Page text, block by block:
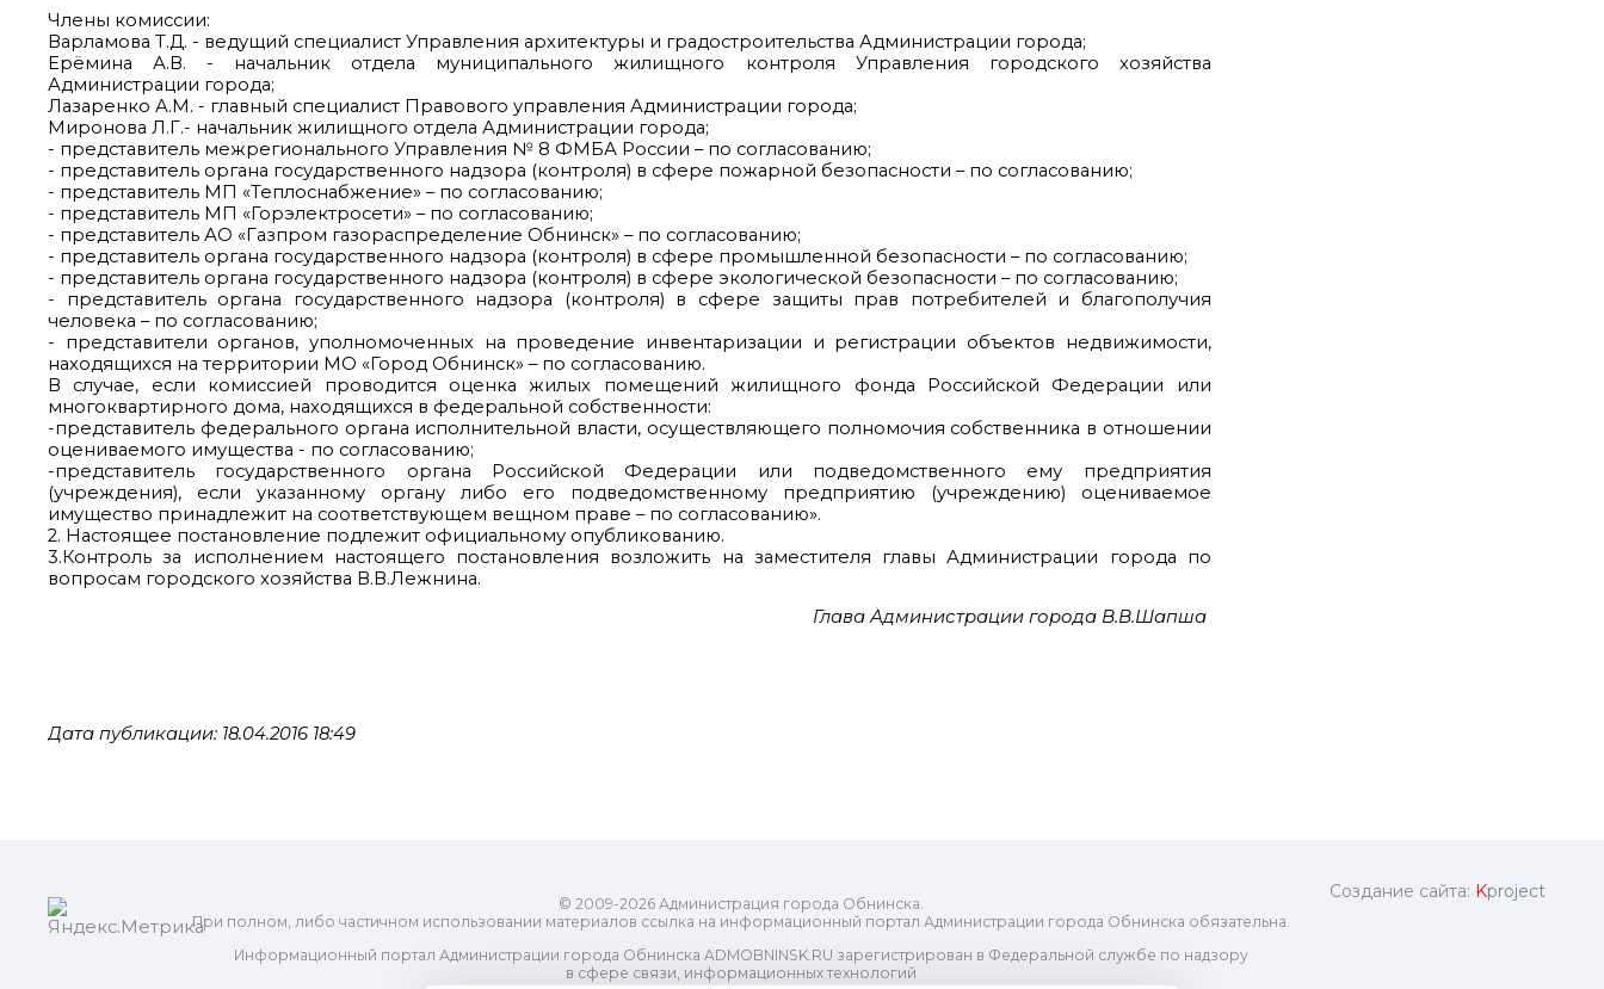
Члены комиссии:
Варламова Т.Д. - ведущий специалист Управления архитектуры и градостроительства Администрации города;
Ерёмина А.В. - начальник отдела муниципального жилищного контроля Управления городского хозяйства
Администрации города;
Лазаренко А.М. - главный специалист Правового управления Администрации города;
Миронова Л.Г.- начальник жилищного отдела Администрации города;
- представитель межрегионального Управления № 8 ФМБА России – по согласованию;
- представитель органа государственного надзора (контроля) в сфере пожарной безопасности – по согласованию;
- представитель МП «Теплоснабжение» – по согласованию;
- представитель МП «Горэлектросети» – по согласованию;
- представитель АО «Газпром газораспределение Обнинск» – по согласованию;
- представитель органа государственного надзора (контроля) в сфере промышленной безопасности – по согласованию;
- представитель органа государственного надзора (контроля) в сфере экологической безопасности – по согласованию;
- представитель органа государственного надзора (контроля) в сфере защиты прав потребителей и благополучия
человека – по согласованию;
- представители органов, уполномоченных на проведение инвентаризации и регистрации объектов недвижимости,
находящихся на территории МО «Город Обнинск» – по согласованию.
В случае, если комиссией проводится оценка жилых помещений жилищного фонда Российской Федерации или
многоквартирного дома, находящихся в федеральной собственности:
-представитель федерального органа исполнительной власти, осуществляющего полномочия собственника в отношении
оцениваемого имущества - по согласованию;
-представитель государственного органа Российской Федерации или подведомственного ему предприятия
(учреждения), если указанному органу либо его подведомственному предприятию (учреждению) оцениваемое
имущество принадлежит на соответствующем вещном праве – по согласованию».
2. Настоящее постановление подлежит официальному опубликованию.
3.Контроль за исполнением настоящего постановления возложить на заместителя главы Администрации города по
вопросам городского хозяйства В.В.Лежнина.
Глава Администрации города В.В.Шапша
Дата публикации: 18.04.2016 18:49
© 2009-2026 Администрация города Обнинска.
При полном, либо частичном использовании материалов ссылка на информационный портал Администрации города Обнинска обязательна.
Информационный портал Администрации города Обнинска ADMOBNINSK.RU зарегистрирован в Федеральной службе по надзору
в сфере связи, информационных технологий
Создание сайта: Kproject